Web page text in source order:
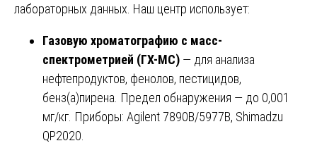
лабораторных данных. Наш центр использует:
Газовую хроматографию с масс-
спектрометрией (ГХ-МС) — для анализа
нефтепродуктов, фенолов, пестицидов,
бенз(а)пирена. Предел обнаружения — до 0,001
мг/кг. Приборы: Agilent 7890B/5977B, Shimadzu
QP2020.